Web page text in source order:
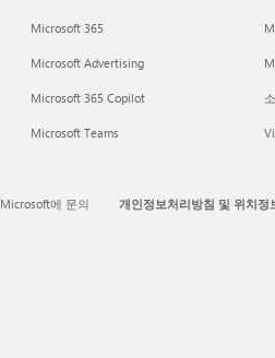
Microsoft 365
Microsoft Advertising
Microsoft 365 Copilot
Microsoft Teams
Microsoft에 문의 개인정보처리방침 및 위치정